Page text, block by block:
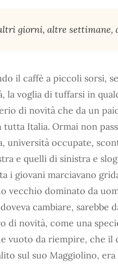
giorni, altre settimane,
il caffè a piccoli sorsi,
la voglia di tuffarsi in
di novità che da un
tutta Italia. Ormai non
università occupate,
e quelli di sinistra e
i giovani marciavano
vecchio dominato da
cambiare, sarebbe
di novità, come una
vuoto da riempire, che il
sul suo Maggiolino,